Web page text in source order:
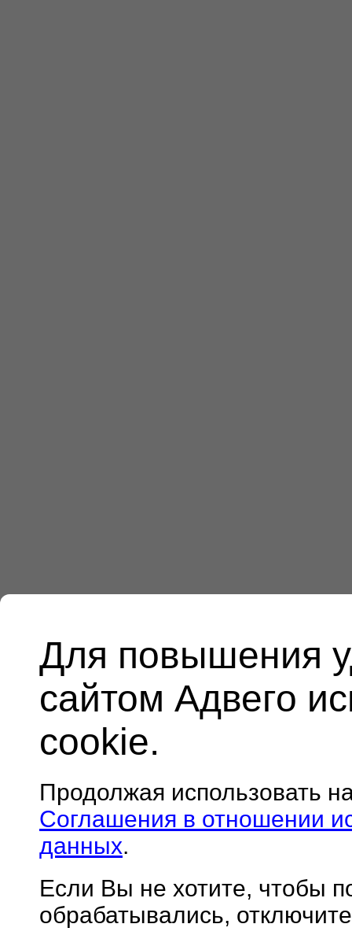
Для повышения
сайтом Адвего
cookie.
Продолжая использовать
Соглашения в отношении
данных.
Если Вы не хотите, чтобы
обрабатывались,